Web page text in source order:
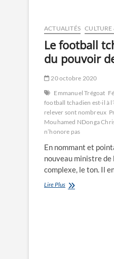
disqualification
ACTUALITÉS CULTURE
Le football
du pouvoir
20 octobre 2020
Emmanuel Trégoat
football tchadien est-il à
relever sont nombreux
Mouhamed NDonga
n’honore pas
En nommant et
nouveau ministre de
complexe, le ton. Il
Lire PlusLe